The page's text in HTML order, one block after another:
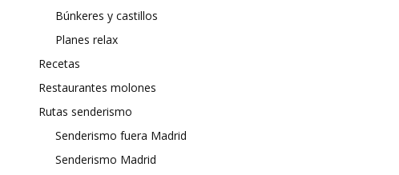
Búnkeres y castillos
Planes relax
Recetas
Restaurantes molones
Rutas senderismo
Senderismo fuera Madrid
Senderismo Madrid